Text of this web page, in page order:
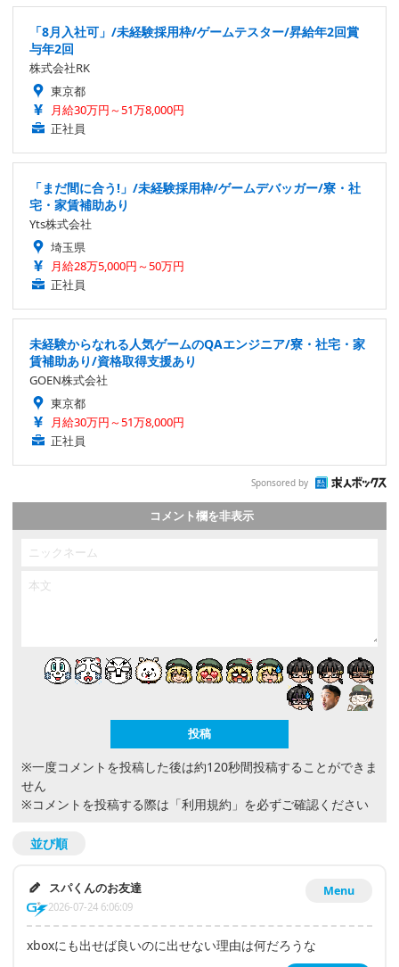
「8月入社可」/未経験採用枠/ゲームテスター/昇給年2回賞
与年2回
株式会社RK
東京都
月給30万円～51万8,000円
正社員
「まだ間に合う!」/未経験採用枠/ゲームデバッガー/寮・社
宅・家賃補助あり
Yts株式会社
埼玉県
月給28万5,000円～50万円
正社員
未経験からなれる人気ゲームのQAエンジニア/寮・社宅・家
賃補助あり/資格取得支援あり
GOEN株式会社
東京都
月給30万円～51万8,000円
正社員
Sponsored by
コメント欄を非表示
※一度コメントを投稿した後は約120秒間投稿することができま
せん
※コメントを投稿する際は 「利用規約」 を必ずご確認ください
並び順
Menu
スパくんのお友達
2026-07-24 6:06:09
xboxにも出せば良いのに出せない理由は何だろうな